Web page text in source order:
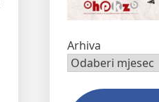
Arhiva